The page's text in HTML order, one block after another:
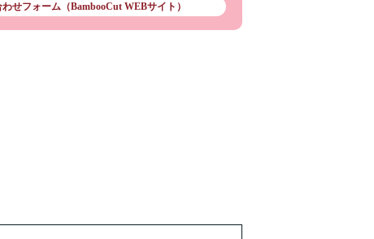
ができない地域もございます。
、指定できる時間帯を確認できます。
しい梅酒づくりキット 梅助」は、
わせフォーム（BambooCut WEBサイト）